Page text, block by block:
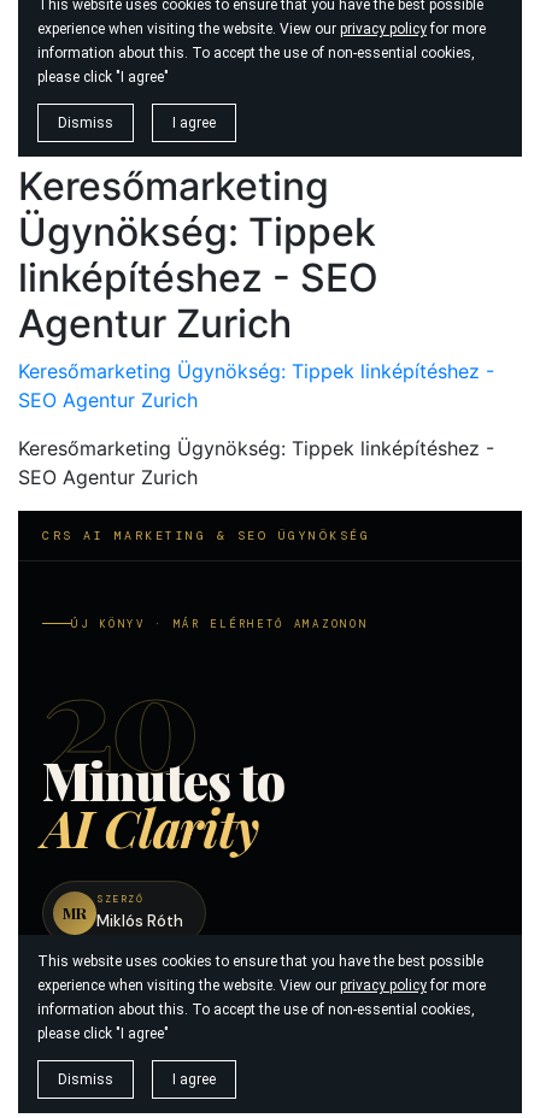
Keresőmarketing
Ügynökség: Tippek
linképítéshez - SEO
Agentur Zurich
Keresőmarketing Ügynökség: Tippek linképítéshez -
SEO Agentur Zurich
Keresőmarketing Ügynökség: Tippek linképítéshez -
SEO Agentur Zurich